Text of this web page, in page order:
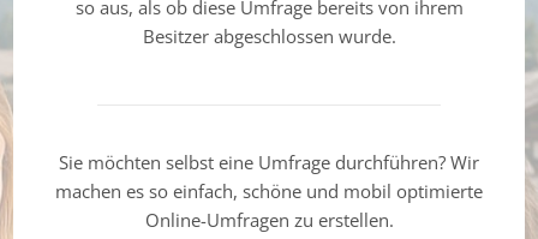
so aus, als ob diese Umfrage bereits von ihrem
Besitzer abgeschlossen wurde.
Sie möchten selbst eine Umfrage durchführen? Wir
machen es so einfach, schöne und mobil optimierte
Online-Umfragen zu erstellen.